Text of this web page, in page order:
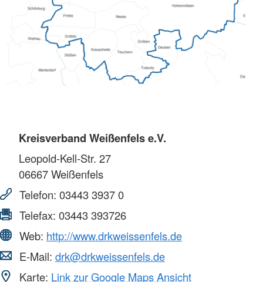
Kreisverband Weißenfels e.V.
Leopold-Kell-Str. 27
06667Weißenfels
Telefon: 03443 3937 0
Telefax: 03443 393726
Web: http://www.drkweissenfels.de
E-Mail: drk@drkweissenfels.de
Karte: Link zur Google Maps Ansicht